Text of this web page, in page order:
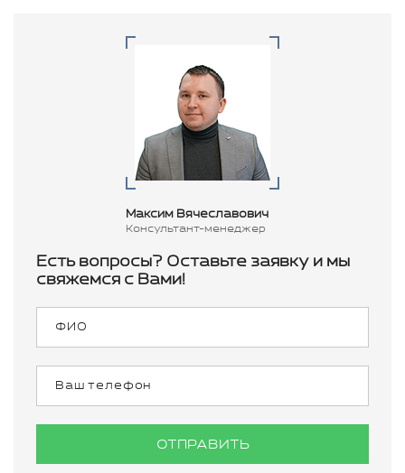
Максим Вячеславович
Консультант-менеджер
Есть вопросы? Оставьте заявку и мы
свяжемся с Вами!
ОТПРАВИТЬ